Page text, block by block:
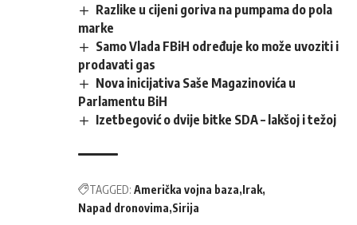
Razlike u cijeni goriva na pumpama do pola
marke
Samo Vlada FBiH određuje ko može uvoziti i
prodavati gas
Nova inicijativa Saše Magazinovića u
Parlamentu BiH
Izetbegović o dvije bitke SDA – lakšoj i težoj
TAGGED: Američka vojna baza Irak
Napad dronovima Sirija